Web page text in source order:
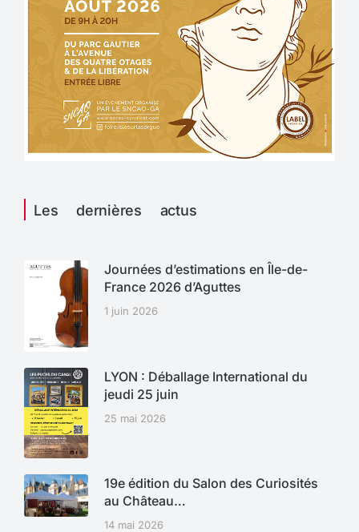
Les dernières actus
Journées d’estimations en Île-de-
France 2026 d’Aguttes
1 juin 2026
LYON : Déballage International du
jeudi 25 juin
25 mai 2026
19e édition du Salon des Curiosités
au Château…
14 mai 2026